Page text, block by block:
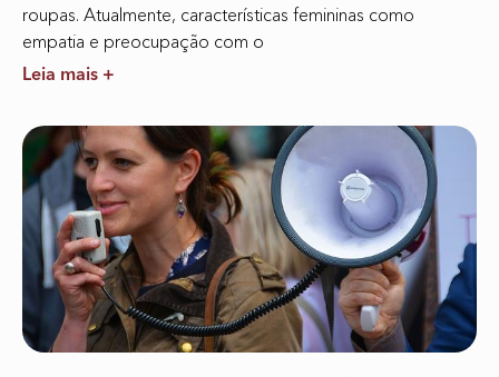
roupas. Atualmente, características femininas como
empatia e preocupação com o
Leia mais +